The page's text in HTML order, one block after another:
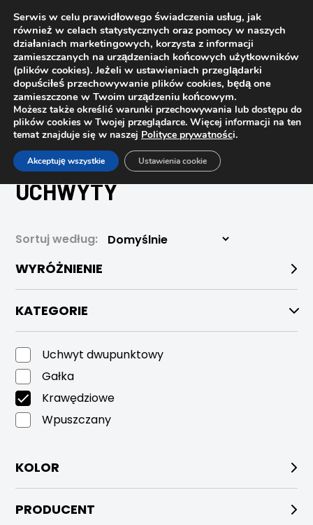
Strona główna Sklep Uchwyty
UCHWYTY
Sortuj według:
WYRÓŻNIENIE
KATEGORIE
Uchwyt dwupunktowy
Gałka
Krawędziowe
Wpuszczany
KOLOR
PRODUCENT
Serwis w celu prawidłowego świadczenia usług, jak
również w celach statystycznych oraz pomocy w naszych
działaniach marketingowych, korzysta z informacji
zamieszczanych na urządzeniach końcowych użytkowników
(plików cookies). Jeżeli w ustawieniach przeglądarki
dopuściłeś przechowywanie plików cookies, będą one
zamieszczone w Twoim urządzeniu końcowym.
Możesz także określić warunki przechowywania lub dostępu do
plików cookies w Twojej przeglądarce. Więcej informacji na ten
temat znajduje się w naszej Polityce prywatności.
Akceptuję wszystkie Ustawienia cookie